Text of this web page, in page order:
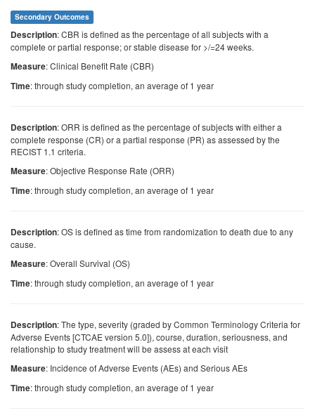
Secondary Outcomes
Description: CBR is defined as the percentage of all subjects with a
complete or partial response; or stable disease for >/=24 weeks.
Measure: Clinical Benefit Rate (CBR)
Time: through study completion, an average of 1 year
Description: ORR is defined as the percentage of subjects with either a
complete response (CR) or a partial response (PR) as assessed by the
RECIST 1.1 criteria.
Measure: Objective Response Rate (ORR)
Time: through study completion, an average of 1 year
Description: OS is defined as time from randomization to death due to any
cause.
Measure: Overall Survival (OS)
Time: through study completion, an average of 1 year
Description: The type, severity (graded by Common Terminology Criteria for
Adverse Events [CTCAE version 5.0]), course, duration, seriousness, and
relationship to study treatment will be assess at each visit
Measure: Incidence of Adverse Events (AEs) and Serious AEs
Time: through study completion, an average of 1 year